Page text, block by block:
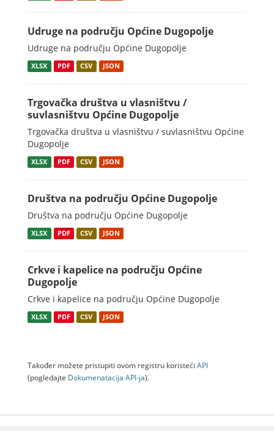
Udruge na području Općine Dugopolje
Udruge na području Općine Dugopolje
XLSX PDF CSV JSON
Trgovačka društva u vlasništvu /
suvlasništvu Općine Dugopolje
Trgovačka društva u vlasništvu / suvlasništvu Općine
Dugopolje
XLSX PDF CSV JSON
Društva na području Općine Dugopolje
Društva na području Općine Dugopolje
XLSX PDF CSV JSON
Crkve i kapelice na području Općine
Dugopolje
Crkve i kapelice na području Općine Dugopolje
XLSX PDF CSV JSON
Također možete pristupiti ovom registru koristeći API
(pogledajte Dokumenаtаcijа API-jа).